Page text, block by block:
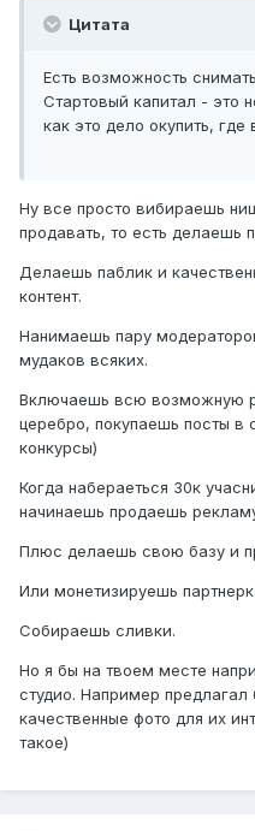
Цитата
Есть возможность
Стартовый капитал - это
как это дело окупить,
Ну все просто вибираешь
продавать, то есть делаешь
Делаешь паблик и
контент.
Нанимаешь пару
мудаков всяких.
Включаешь всю возможную
церебро, покупаешь посты
конкурсы)
Когда набераеться 30к
начинаешь продаешь
Плюс делаешь свою базу и
Или монетизируешь
Собираешь сливки.
Но я бы на твоем месте
студио. Например
качественные фото для их
такое)